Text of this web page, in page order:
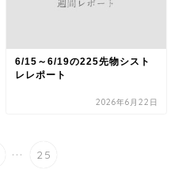
6/15～6/19の225先物シスト
レレポート
2026年6月22日
... 25